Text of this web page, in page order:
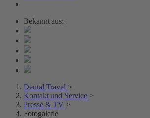
Bekannt aus:
Dental Travel >
Kontakt und Service >
Presse & TV >
Fotogalerie